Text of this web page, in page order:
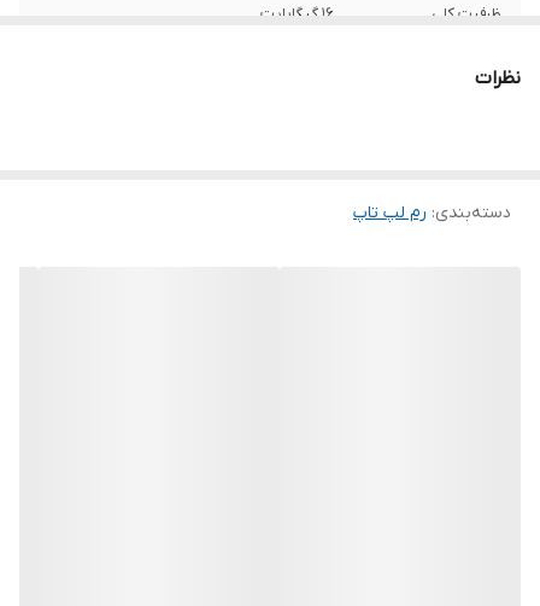
ظرفیت کلی 16 گیگابایت
حداکثر نرخ انتقالنظرات
دسته‌بندی: رم لپ‌ تاپ